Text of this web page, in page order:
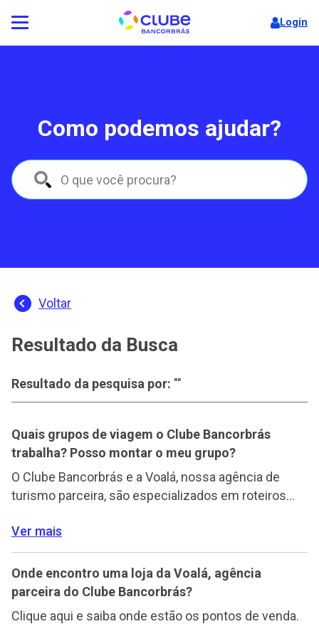
Login
Como podemos ajudar?
Voltar
Resultado da Busca
Resultado da pesquisa por: ""
Quais grupos de viagem o Clube Bancorbrás
trabalha? Posso montar o meu grupo?
O Clube Bancorbrás e a Voalá, nossa agência de
turismo parceira, são especializados em roteiros
escolares, esportivos, apreciadores de vinho,
empresariais, viagens de incentivo, entre outros.
Monte o seu grupo e tenha a viagem dos sonhos.
Ver mais
Onde encontro uma loja da Voalá, agência
parceira do Clube Bancorbrás?
Clique aqui e saiba onde estão os pontos de venda.